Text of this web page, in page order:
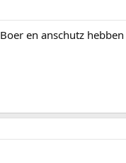
en anschutz